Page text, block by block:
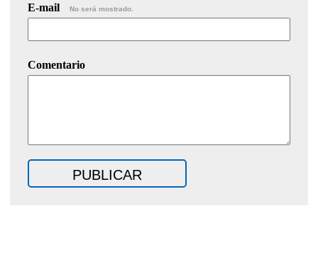
E-mail No será mostrado.
Comentario